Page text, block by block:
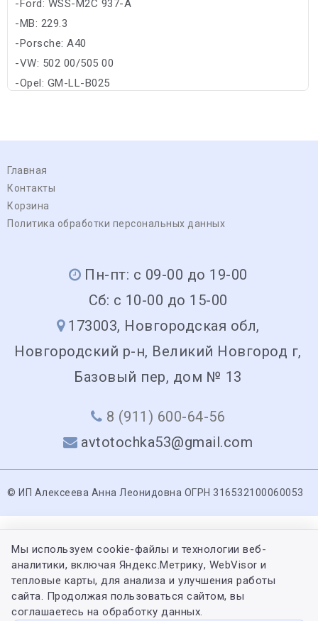
-Ford: WSS-M2C 937-A
-MB: 229.3
-Porsche: A40
-VW: 502 00/505 00
-Opel: GM-LL-B025
Главная
Контакты
Корзина
Политика обработки персональных данных
Пн-пт: с 09-00 до 19-00
Сб: с 10-00 до 15-00
173003, Новгородская обл,
Новгородский р-н, Великий Новгород г,
Базовый пер, дом № 13
8 (911) 600-64-56
avtotochka53@gmail.com
© ИП Алексеева Анна Леонидовна ОГРН 316532100060053
Мы используем cookie-файлы и технологии веб-
аналитики, включая Яндекс.Метрику, WebVisor и
тепловые карты, для анализа и улучшения работы
сайта. Продолжая пользоваться сайтом, вы
соглашаетесь на обработку данных.